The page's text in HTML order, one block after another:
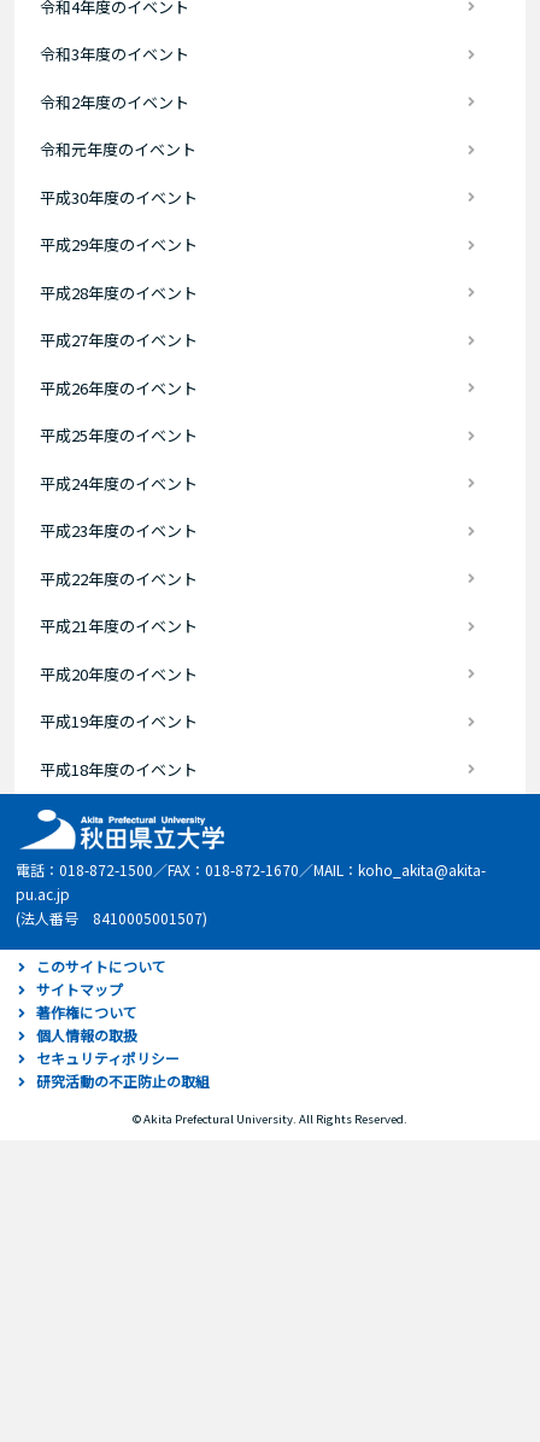
令和4年度のイベント
令和3年度のイベント
令和2年度のイベント
令和元年度のイベント
平成30年度のイベント
平成29年度のイベント
平成28年度のイベント
平成27年度のイベント
平成26年度のイベント
平成25年度のイベント
平成24年度のイベント
平成23年度のイベント
平成22年度のイベント
平成21年度のイベント
平成20年度のイベント
平成19年度のイベント
平成18年度のイベント
電話：018-872-1500／FAX：018-872-1670／MAIL：koho_akita@akita-
pu.ac.jp
(法人番号 8410005001507)
このサイトについて
サイトマップ
著作権について
個人情報の取扱
セキュリティポリシー
研究活動の不正防止の取組
© Akita Prefectural University. All Rights Reserved.